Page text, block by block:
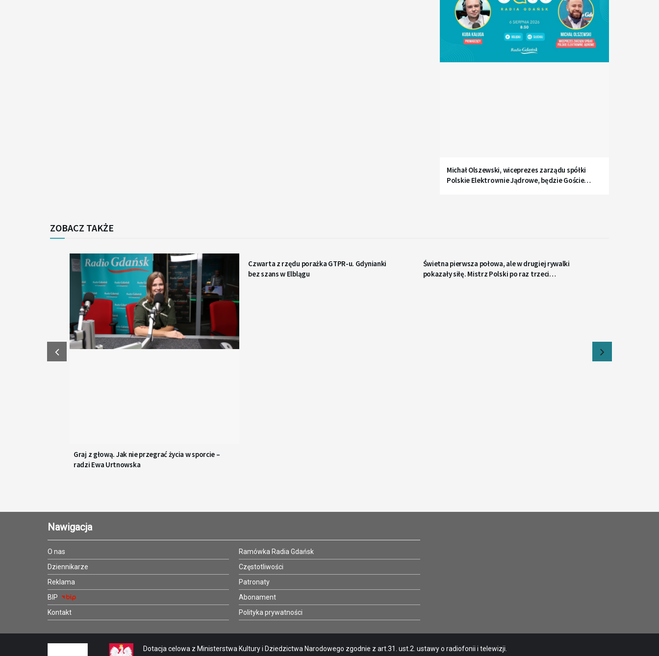
Michał Olszewski, wiceprezes zarządu spółki
Polskie Elektrownie Jądrowe, będzie Gościem
ZOBACZ TAKŻE
Graj z głową. Jak nie przegrać życia w sporcie –
radzi Ewa Urtnowska
Czwarta z rzędu porażka GTPR-u. Gdynianki
bez szans w Elblągu
Świetna pierwsza połowa, ale w drugiej rywalki
pokazały siłę. Mistrz Polski po raz trzeci
Nawigacja
O nas
Dziennikarze
Reklama
BIP
Kontakt
Ramówka Radia Gdańsk
Częstotliwości
Patronaty
Abonament
Polityka prywatności
Dotacja celowa z Ministerstwa Kultury i Dziedzictwa Narodowego zgodnie z art.31. ust.2. ustawy o radiofonii i telewizji.